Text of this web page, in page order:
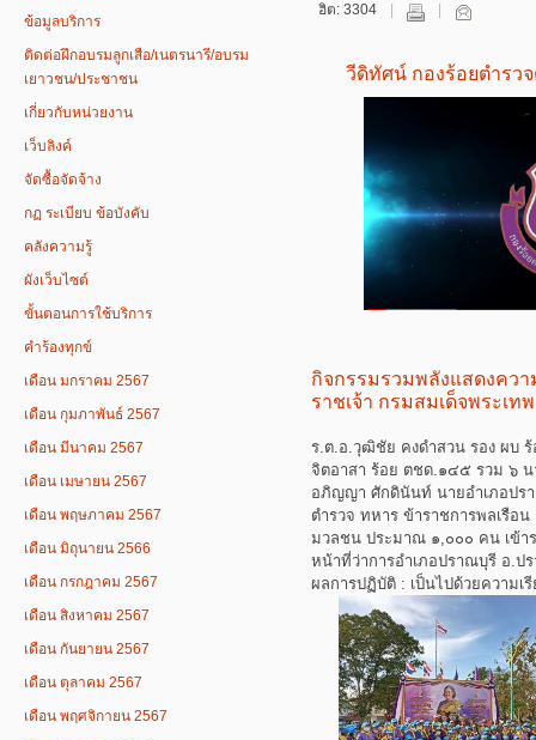
ข้อมูลบริการ
ติดต่อฝึกอบรมลูกเสือ/เนตรนารี/อบรม
เยาวชน/ประชาชน
เกี่ยวกับหน่วยงาน
เว็บลิงค์
จัดซื้อจัดจ้าง
กฏ ระเบียบ ข้อบังคับ
คลังความรู้
ผังเว็บไซต์
ขั้นตอนการใช้บริการ
คำร้องทุกข์
เดือน มกราคม 2567
เดือน กุมภาพันธ์ 2567
เดือน มีนาคม 2567
เดือน เมษายน 2567
เดือน พฤษภาคม 2567
เดือน มิถุนายน 2566
เดือน กรกฎาคม 2567
เดือน สิงหาคม 2567
เดือน กันยายน 2567
เดือน ตุลาคม 2567
เดือน พฤศจิกายน 2567
ฮิต: 3304
วีดิทัศน์ กองร้อยตำรว
กิจกรรมรวมพลังแสดงคว
ราชเจ้า กรมสมเด็จพระเ
ร.ต.อ.วุฒิชัย คงดำสวน รอง ผบ
จิตอาสา ร้อย ตชด.๑๔๕ รวม ๖ น
อภิญญา ศักดินันท์ นายอำเภอปร
ตำรวจ ทหาร ข้าราชการพลเรื
มวลชน ประมาณ ๑,๐๐๐ คน เข้า
หน้าที่ว่าการอำเภอปราณบุรี อ.ป
ผลการปฏิบัติ : เป็นไปด้วยความเ